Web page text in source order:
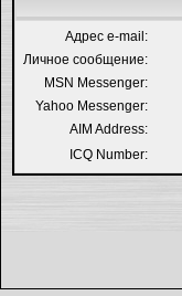
Адрес e-mail:
Личное сообщение:
MSN Messenger:
Yahoo Messenger:
AIM Address:
ICQ Number: